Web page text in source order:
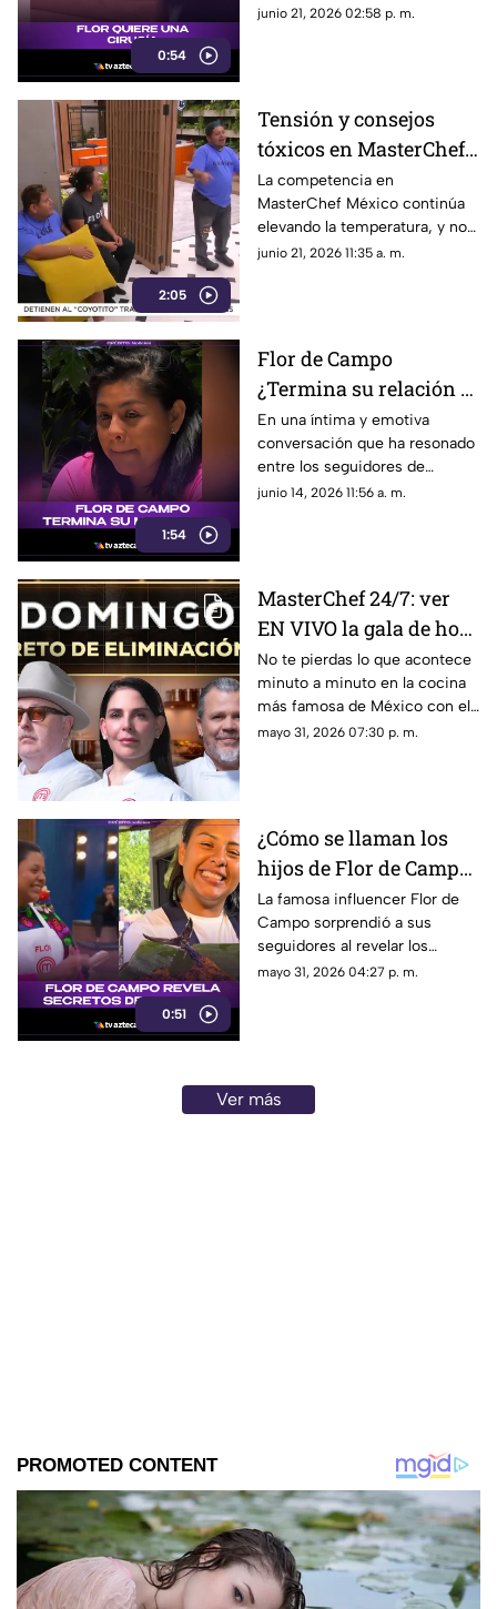
0:54
inseguridades corporales,
junio 21, 2026 02:58 p. m.
2:05
Tensión y consejos
tóxicos en MasterChef
México ¡Todo se sale de
control!
La competencia en
MasterChef México continúa
elevando la temperatura, y no
precisamente por el calor de
junio 21, 2026 11:35 a. m.
1:54
Flor de Campo
¿Termina su relación y
matrimonio?
En una íntima y emotiva
conversación que ha resonado
entre los seguidores de
MasterChef México, la
ámbito familiar y de pareja.
junio 14, 2026 11:56 a. m.
MasterChef 24/7: ver
EN VIVO la gala de hoy
domingo;
participantes,
eliminados y jueces
No te pierdas lo que acontece
minuto a minuto en la cocina
más famosa de México con el
reallity de MasterChef 24/7.
mayo 31, 2026 07:30 p. m.
0:51
¿Cómo se llaman los
hijos de Flor de Campo?
La influencer revela
sus peculiares nombres
| MasterChef México
La famosa influencer Flor de
Campo sorprendió a sus
seguidores al revelar los
nombres de sus hijos,
mayo 31, 2026 04:27 p. m.
Ver más